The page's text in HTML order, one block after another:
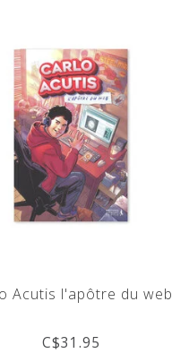
Acutis l'apôtre du web
C$31.95